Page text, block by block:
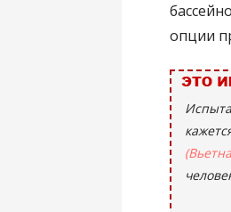
опции